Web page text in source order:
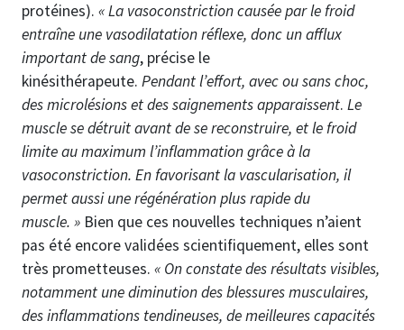
protéines). « La vasoconstriction causée par le froid
entraîne une vasodilatation réflexe, donc un afflux
important de sang, précise le
kinésithérapeute. Pendant l’effort, avec ou sans choc,
des microlésions et des saignements apparaissent. Le
muscle se détruit avant de se reconstruire, et le froid
limite au maximum l’inflammation grâce à la
vasoconstriction. En favorisant la vascularisation, il
permet aussi une régénération plus rapide du
muscle. » Bien que ces nouvelles techniques n’aient
pas été encore validées scientifiquement, elles sont
très prometteuses. « On constate des résultats visibles,
notamment une diminution des blessures musculaires,
des inflammations tendineuses, de meilleures capacités